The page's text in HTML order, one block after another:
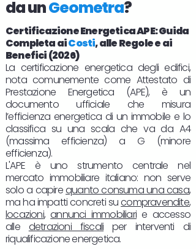
da unGeometra?
Certificazione Energetica APE: Guida
Completa aiCosti, alle Regole e ai
Benefici (2026)
La certificazione energetica degli edifici,
nota comunemente come Attestato di
Prestazione Energetica (APE), è un
documento ufficiale che misura
l’efficienza energetica di un immobile e lo
classifica su una scala che va da A4
(massima efficienza) a G (minore
efficienza).
L'APE è uno strumento centrale nel
mercato immobiliare italiano: non serve
solo a capirequanto consuma una casa,
ma ha impatti concreti sucompravendite,
locazioni,annunci immobiliari e accesso
alle detrazioni fiscali per interventi di
riqualificazione energetica.